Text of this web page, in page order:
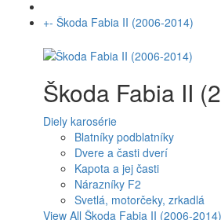
+- Škoda Fabia II (2006-2014)
Škoda Fabia II
Diely karosérie
Blatníky podblatníky
Dvere a časti dverí
Kapota a jej časti
Nárazníky F2
Svetlá, motorčeky, zrkadlá
View All Škoda Fabia II (2006-2014)